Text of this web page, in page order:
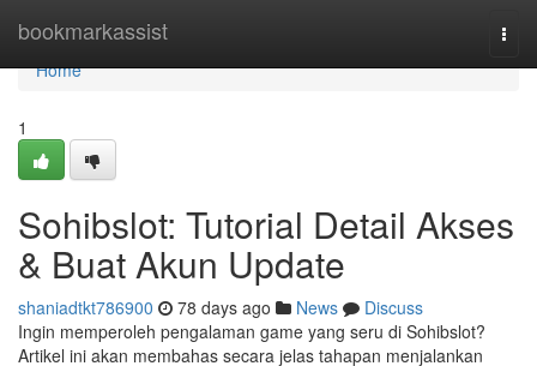
bookmarkassist
Home
Home
1
Sohibslot: Tutorial Detail Akses
& Buat Akun Update
shaniadtkt786900 78 days ago News
Discuss
Ingin memperoleh pengalaman game yang seru di Sohibslot?
Artikel ini akan membahas secara jelas tahapan menjalankan